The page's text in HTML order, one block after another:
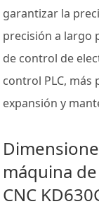
garantizar la
precisión a largo
de control de
control PLC, más
expansión y
máquina
CNC